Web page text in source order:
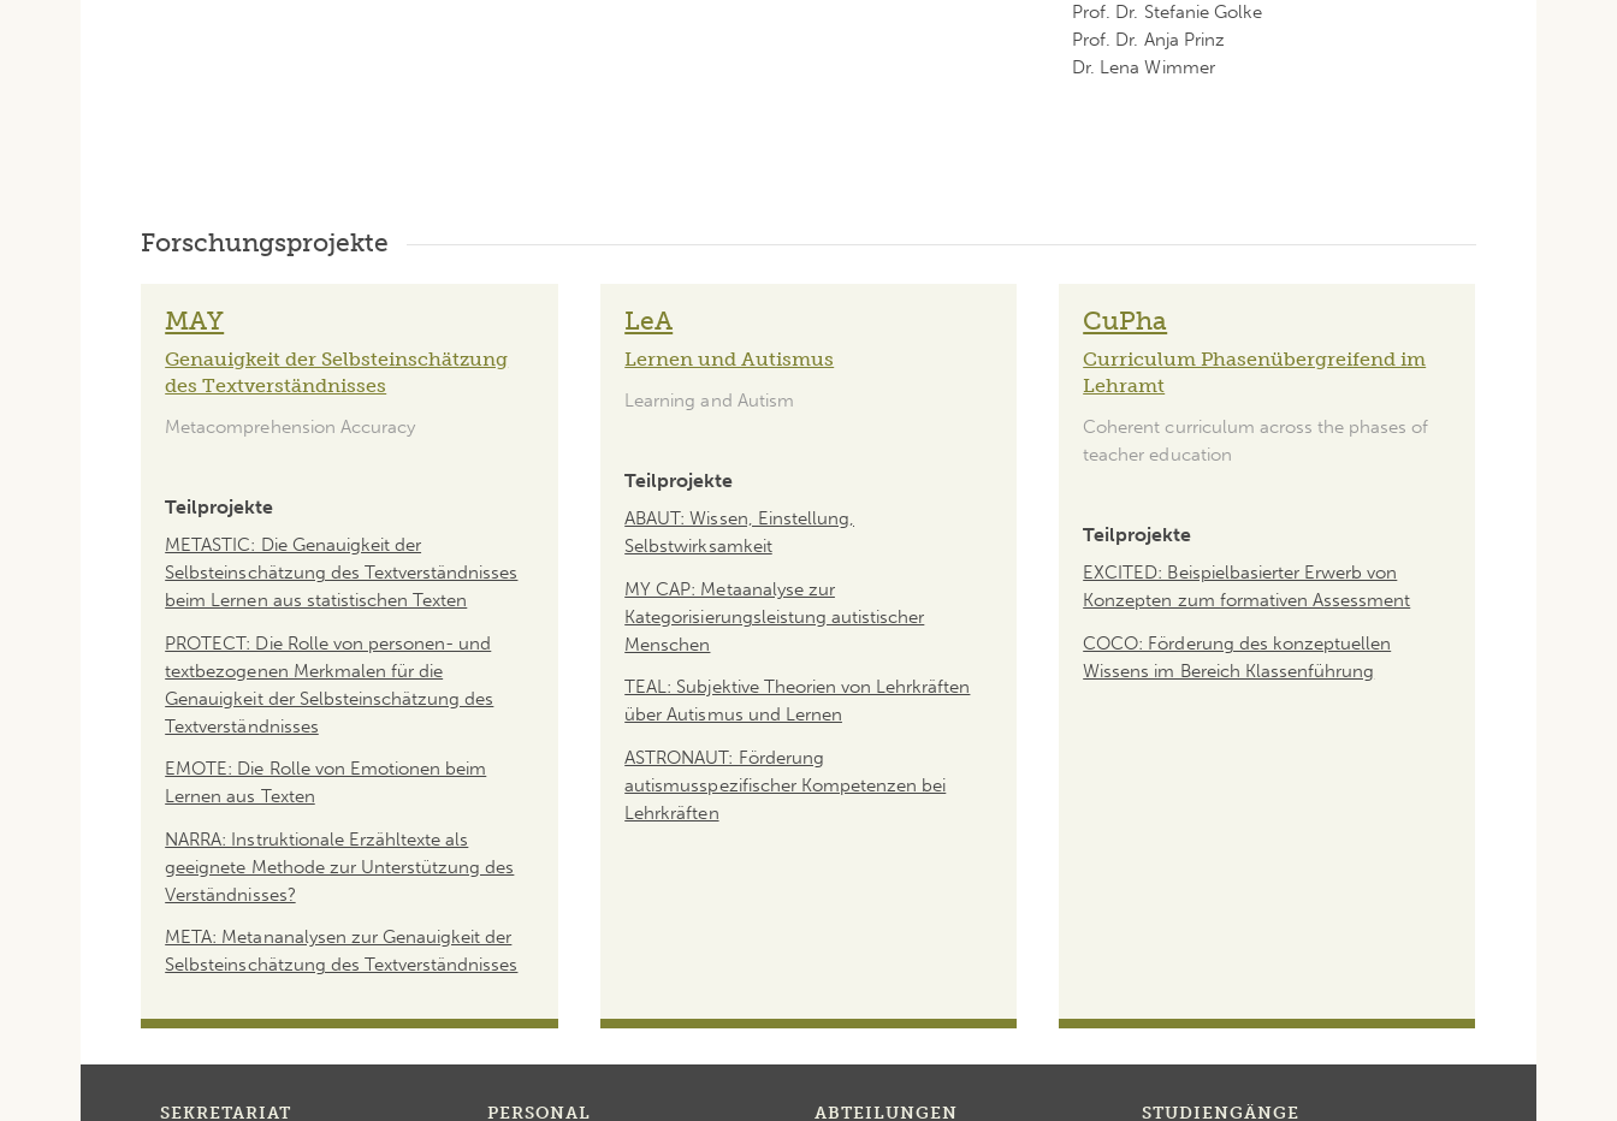
Prof. Dr. Stefanie Golke
Prof. Dr. Anja Prinz
Dr. Lena Wimmer
Forschungsprojekte
MAY
Genauigkeit der Selbsteinschätzung
des Textverständnisses
Metacomprehension Accuracy
Teilprojekte
METASTIC: Die Genauigkeit der
Selbsteinschätzung des Textverständnisses
beim Lernen aus statistischen Texten
PROTECT: Die Rolle von personen- und
textbezogenen Merkmalen für die
Genauigkeit der Selbsteinschätzung des
Textverständnisses
EMOTE: Die Rolle von Emotionen beim
Lernen aus Texten
NARRA: Instruktionale Erzähltexte als
geeignete Methode zur Unterstützung des
Verständnisses?
META: Metananalysen zur Genauigkeit der
Selbsteinschätzung des Textverständnisses
LeA
Lernen und Autismus
Learning and Autism
Teilprojekte
ABAUT: Wissen, Einstellung,
Selbstwirksamkeit
MY CAP: Metaanalyse zur
Kategorisierungsleistung autistischer
Menschen
TEAL: Subjektive Theorien von Lehrkräften
über Autismus und Lernen
ASTRONAUT: Förderung
autismusspezifischer Kompetenzen bei
Lehrkräften
CuPha
Curriculum Phasenübergreifend im
Lehramt
Coherent curriculum across the phases of
teacher education
Teilprojekte
EXCITED: Beispielbasierter Erwerb von
Konzepten zum formativen Assessment
COCO: Förderung des konzeptuellen
Wissens im Bereich Klassenführung
SEKRETARIAT PERSONAL ABTEILUNGEN STUDIENGÄNGE